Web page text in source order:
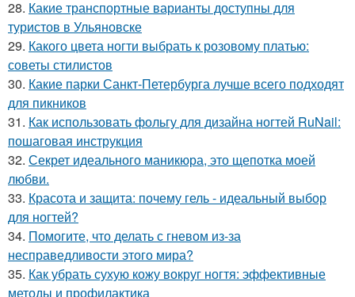
28. Какие транспортные варианты доступны для
туристов в Ульяновске
29. Какого цвета ногти выбрать к розовому платью:
советы стилистов
30. Какие парки Санкт-Петербурга лучше всего подходят
для пикников
31. Как использовать фольгу для дизайна ногтей RuNail:
пошаговая инструкция
32. Секрет идеального маникюра, это щепотка моей
любви.
33. Красота и защита: почему гель - идеальный выбор
для ногтей?
34. Помогите, что делать с гневом из-за
несправедливости этого мира?
35. Как убрать сухую кожу вокруг ногтя: эффективные
методы и профилактика